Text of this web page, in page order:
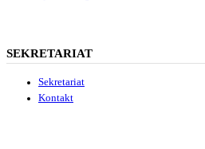
SEKRETARIAT
Sekretariat
Kontakt